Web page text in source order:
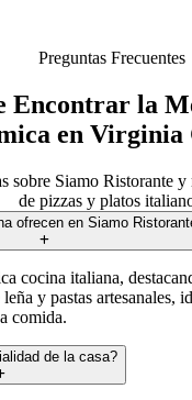
Preguntas Frecuentes
Encontrar la
en Virginia
sobre Siamo Ristorante
de pizzas y platos
ofrecen en Siamo
cocina italiana,
y pastas artesanales,
comida.
de la casa?